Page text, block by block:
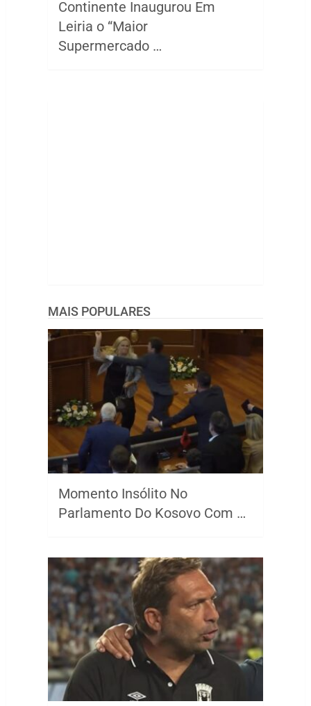
Continente Inaugurou Em
Leiria o “Maior
Supermercado …
MAIS POPULARES
Momento Insólito No
Parlamento Do Kosovo Com …